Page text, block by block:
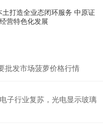
打造全业态闭环服务 中原证
营特色化发展
批发市场菠萝价格行情
子行业复苏，光电显示玻璃